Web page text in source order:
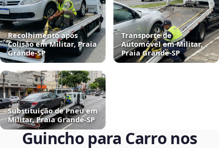
Recolhimento após
Colisão em Militar, Praia
Grande‑SP
Transporte de
Automóvel em Militar,
Praia Grande‑SP
Substituição de Pneu em
Militar, Praia Grande‑SP
Guincho para Carro nos